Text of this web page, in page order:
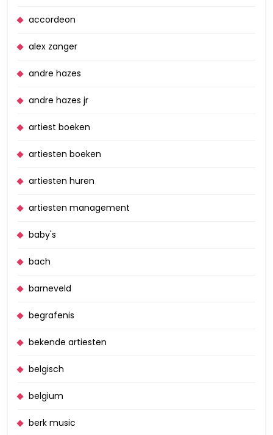
accordeon
alex zanger
andre hazes
andre hazes jr
artiest boeken
artiesten boeken
artiesten huren
artiesten management
baby's
bach
barneveld
begrafenis
bekende artiesten
belgisch
belgium
berk music